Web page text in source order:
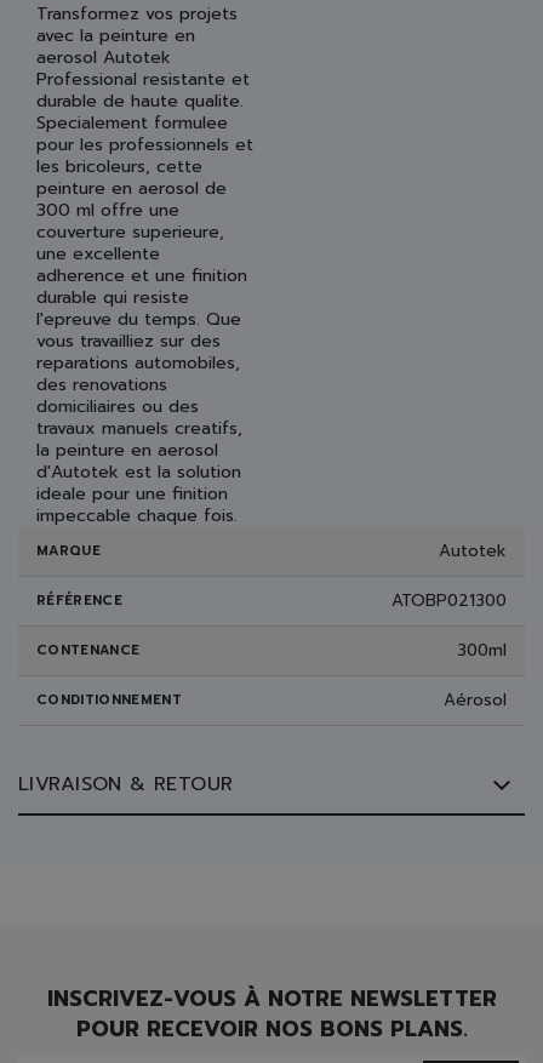
Transformez vos projets
avec la peinture en
aerosol Autotek
Professional resistante et
durable de haute qualite.
Specialement formulee
pour les professionnels et
les bricoleurs, cette
peinture en aerosol de
300 ml offre une
couverture superieure,
une excellente
adherence et une finition
durable qui resiste
l'epreuve du temps. Que
vous travailliez sur des
reparations automobiles,
des renovations
domiciliaires ou des
travaux manuels creatifs,
la peinture en aerosol
d'Autotek est la solution
ideale pour une finition
impeccable chaque fois.
MARQUE Autotek
RÉFÉRENCE ATOBP021300
CONTENANCE 300ml
CONDITIONNEMENT Aérosol
LIVRAISON & RETOUR
INSCRIVEZ-VOUS À NOTRE NEWSLETTER
POUR RECEVOIR NOS BONS PLANS.